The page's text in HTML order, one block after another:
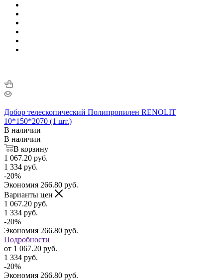
Добор телескопический Полипропилен RENOLIT
10*150*2070 (1 шт.)
В наличии
В наличии
В корзину
1 067.20 руб.
1 334 руб.
-20%
Экономия 266.80 руб.
Варианты цен
1 067.20 руб.
1 334 руб.
-20%
Экономия 266.80 руб.
Подробности
от 1 067.20 руб.
1 334 руб.
-20%
Экономия 266.80 руб.